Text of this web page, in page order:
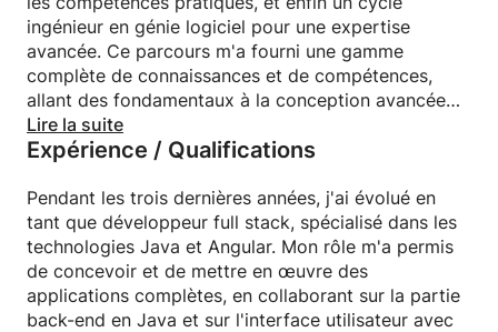
ingénieur en génie logiciel pour une expertise
avancée. Ce parcours m'a fourni une gamme
complète de connaissances et de compétences,
allant des fondamentaux à la conception avancée
de solutions logicielles.
Lire la suite
Expérience / Qualifications
Pendant les trois dernières années, j'ai évolué en
tant que développeur full stack, spécialisé dans les
technologies Java et Angular. Mon rôle m'a permis
de concevoir et de mettre en œuvre des
applications complètes, en collaborant sur la partie
back-end en Java et sur l'interface utilisateur avec